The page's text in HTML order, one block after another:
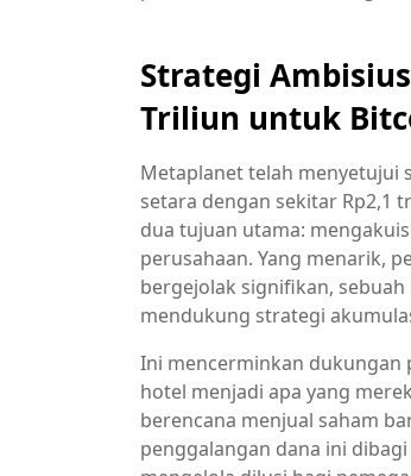
Strategi
Triliun untuk
Metaplanet telah menyetujui
setara dengan sekitar Rp2,1
dua tujuan utama:
perusahaan. Yang menarik,
bergejolak signifikan,
mendukung strategi
Ini mencerminkan
hotel menjadi apa yang
berencana menjual saham
penggalangan dana ini